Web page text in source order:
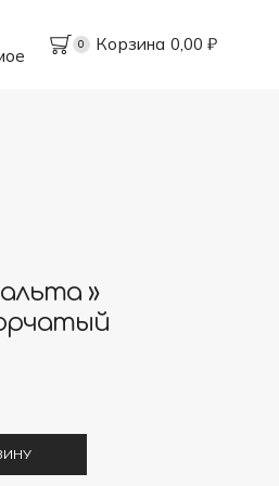
0 Корзина 0,00 ₽
»